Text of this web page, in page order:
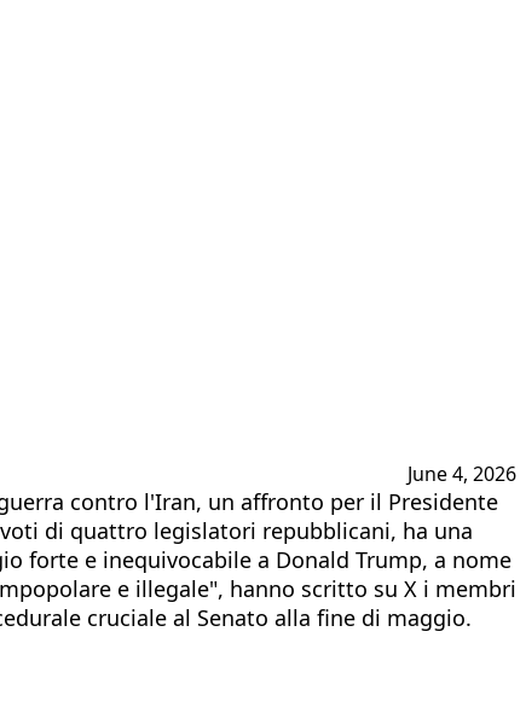
June 4, 2026
contro l'Iran, un affronto per il Presidente
di quattro legislatori repubblicani, ha una
forte e inequivocabile a Donald Trump, a nome
e illegale", hanno scritto su X i membri
cruciale al Senato alla fine di maggio.